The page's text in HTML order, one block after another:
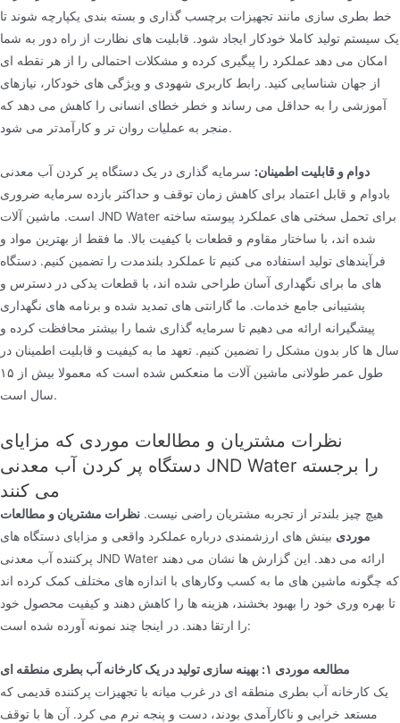
خط بطری سازی مانند تجهیزات برچسب گذاری و بسته بندی یکپارچه شوند تا
یک سیستم تولید کاملا خودکار ایجاد شود. قابلیت های نظارت از راه دور به شما
امکان می دهد عملکرد را پیگیری کرده و مشکلات احتمالی را از هر نقطه ای
از جهان شناسایی کنید. رابط کاربری شهودی و ویژگی های خودکار، نیازهای
آموزشی را به حداقل می رساند و خطر خطای انسانی را کاهش می دهد که
منجر به عملیات روان تر و کارآمدتر می شود.
دوام و قابلیت اطمینان: سرمایه گذاری در یک دستگاه پر کردن آب معدنی
بادوام و قابل اعتماد برای کاهش زمان توقف و حداکثر بازده سرمایه ضروری
است. ماشین آلات JND Water برای تحمل سختی های عملکرد پیوسته ساخته
شده اند، با ساختار مقاوم و قطعات با کیفیت بالا. ما فقط از بهترین مواد و
فرآیندهای تولید استفاده می کنیم تا عملکرد بلندمدت را تضمین کنیم. دستگاه
های ما برای نگهداری آسان طراحی شده اند، با قطعات یدکی در دسترس و
پشتیبانی جامع خدمات. ما گارانتی های تمدید شده و برنامه های نگهداری
پیشگیرانه ارائه می دهیم تا سرمایه گذاری شما را بیشتر محافظت کرده و
سال ها کار بدون مشکل را تضمین کنیم. تعهد ما به کیفیت و قابلیت اطمینان در
طول عمر طولانی ماشین آلات ما منعکس شده است که معمولا بیش از ۱۵
سال است.
نظرات مشتریان و مطالعات موردی که مزایای
دستگاه پر کردن آب معدنی JND Water را برجسته
می کنند
هیچ چیز بلندتر از تجربه مشتریان راضی نیست. نظرات مشتریان و مطالعات
موردی بینش های ارزشمندی درباره عملکرد واقعی و مزایای دستگاه های
پرکننده آب معدنی JND Water ارائه می دهد. این گزارش ها نشان می دهند
که چگونه ماشین های ما به کسب وکارهای با اندازه های مختلف کمک کرده اند
تا بهره وری خود را بهبود بخشند، هزینه ها را کاهش دهند و کیفیت محصول خود
را ارتقا دهند. در اینجا چند نمونه آورده شده است:
مطالعه موردی ۱: بهینه سازی تولید در یک کارخانه آب بطری منطقه ای
یک کارخانه آب بطری منطقه ای در غرب میانه با تجهیزات پرکننده قدیمی که
مستعد خرابی و ناکارآمدی بودند، دست و پنجه نرم می کرد. آن ها با توقف